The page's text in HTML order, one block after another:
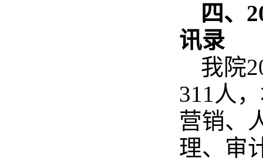
四、
讯录
我院
311人
营销、
理、审